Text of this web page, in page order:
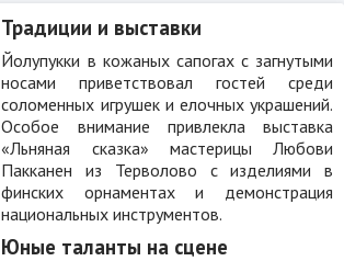
Традиции и выставки
Йолупукки в кожаных сапогах с загнутыми
носами приветствовал гостей среди
соломенных игрушек и елочных украшений.
Особое внимание привлекла выставка
«Льняная сказка» мастерицы Любови
Пакканен из Терволово с изделиями в
финских орнаментах и демонстрация
национальных инструментов.
Юные таланты на сцене